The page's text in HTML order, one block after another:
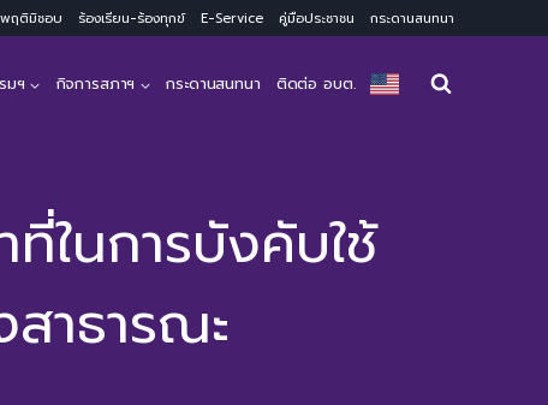
พฤติมิชอบ ร้องเรียน-ร้องทุกข์ E-Service คู่มือประชาชน กระดานสนทนา
มฯ กิจการสภาฯ กระดานสนทนา ติดต่อ อบต.
ในการบังคับใช้
าธารณะ